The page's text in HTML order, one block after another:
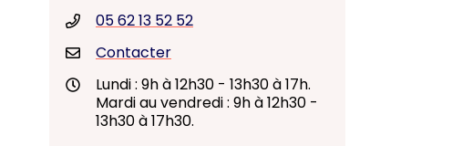
05 62 13 52 52
Contacter
Lundi : 9h à 12h30 - 13h30 à 17h.
Mardi au vendredi : 9h à 12h30 -
13h30 à 17h30.